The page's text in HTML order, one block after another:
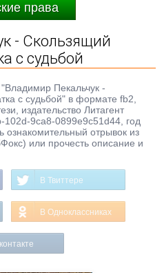
права
- Скользящий
с судьбой
Пекальчук -
с судьбой" в формате fb2,
издательство Литагент
9ca8-0899e9c51d44, год
ознакомительный отрывок из
или прочесть описание и
В Твиттере
В Одноклассниках